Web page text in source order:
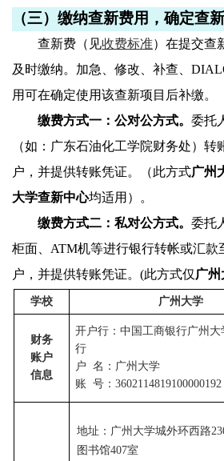
（三） 缴纳查新费用，确定查
查新费（见收费标准）在提交查
及时缴纳。加急、修改、补查、
用可在确定使用该查新项目后补缴。
缴费方式一：公对公方式。 委托
（如：广东石油化工学院财务处）转
户 ，并提供转账凭证。（此方式广州
大学查新中心均适用）。
缴费方式二：私对公方式。 委托
柜面、 ATM机等进行银行转帐或汇款
户 ，并提供转账凭证。 (此方式仅 广
学校 广州大学
财务
账户
信息
开户行：中国工商银行广州大
行
户 名：广州大学
账 号： 3602114819100000192
地址：广州大学城外环西路
图书馆407室